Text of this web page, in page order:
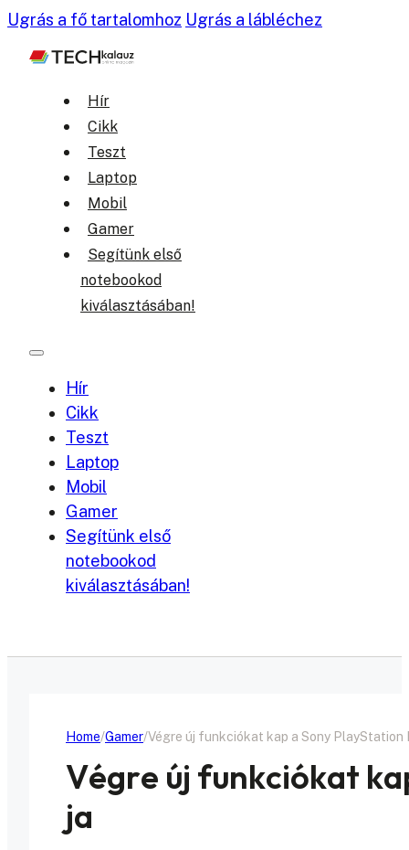
Ugrás a fő tartalomhoz Ugrás a lábléchez
Hír
Cikk
Teszt
Laptop
Mobil
Gamer
Segítünk első
notebookod
kiválasztásában!
Hír
Cikk
Teszt
Laptop
Mobil
Gamer
Segítünk első
notebookod
kiválasztásában!
Home Gamer Végre új funkciókat kap a Sony PlayStation
Végre új funkciókat
ja